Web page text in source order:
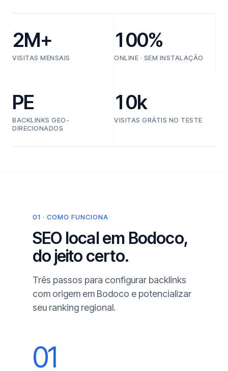
2M+
VISITAS MENSAIS
100%
ONLINE · SEM INSTALAÇÃO
PE
BACKLINKS GEO-
DIRECIONADOS
10k
VISITAS GRÁTIS NO TESTE
01 · COMO FUNCIONA
SEO local em Bodoco,
do jeito certo.
Três passos para configurar backlinks
com origem em Bodoco e potencializar
seu ranking regional.
01